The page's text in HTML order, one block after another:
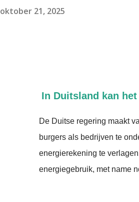
oktober 21, 2025
In Duitsland kan
De Duitse regering maakt
burgers als bedrijven te
energierekening te
energiegebruik, met name